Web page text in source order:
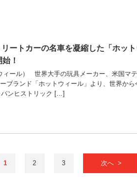
ートカーの名車を凝縮した「ホッ
！
ール） 世界大手の玩具メーカー、米国マ
ブランド「ホットウィール」より、世界か
パンヒストリック […]
1 2 3 次へ >